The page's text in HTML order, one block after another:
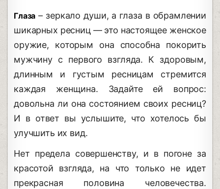
Глаза – зеркало души, а глаза в обрамлении
шикарных ресниц — это настоящее женское
оружие, которым она способна покорить
мужчину с первого взгляда. К здоровым,
длинным и густым ресницам стремится
каждая женщина. Задайте ей вопрос:
довольна ли она состоянием своих ресниц?
И в ответ вы услышите, что хотелось бы
улучшить их вид.
Нет предела совершенству, и в погоне за
красотой взгляда, на что только не идет
прекрасная половина человечества.